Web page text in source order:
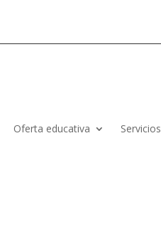
Oferta educativa Servicios